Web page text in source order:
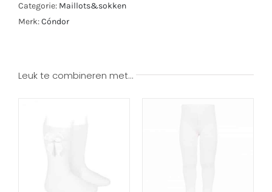
Categorie: Maillots&sokken
Merk:Cóndor
Leuk te combineren met…